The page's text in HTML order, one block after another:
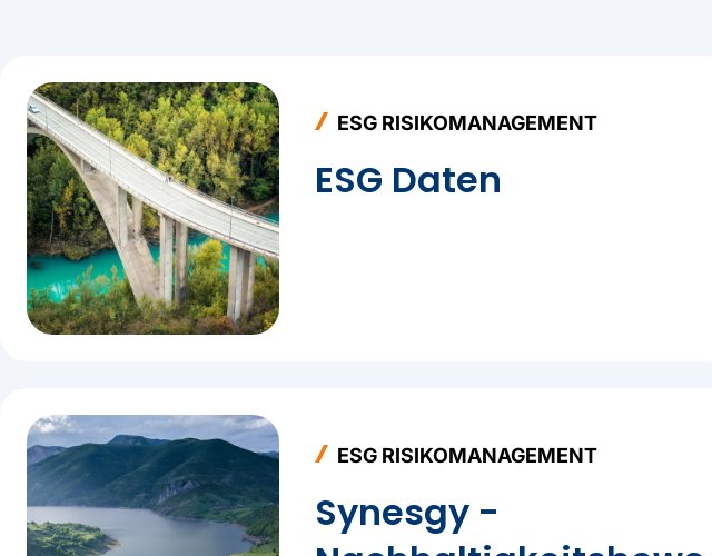
Seit 2017 ist CRIF in verschiedenen europaweiten Initiativen ein aktiver
derEuropäischen Kommission
Analyse von ESG-Daten.
Aus dieser intensiven Zusammenarbeit hat CRIF ein
ESG-Framework zur
Risikenentwickelt.
ESG RISIKOMANAGEMENT
ESG Daten
ESG RISIKOMANAGEMENT
Synesgy -